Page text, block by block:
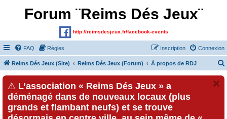
Forum ¨Reims Dés Jeux¨
http://reimsdesjeux.fr/facebook-events
FAQ Règles Connexion
Inscription
Reims Dés Jeux (Site) Reims Dés Jeux (Forum) À propos de RDJ
⚠ L’association « Reims Dés Jeux » a
déménagé dans de nouveaux locaux (plus
grands et flambant neufs) et se trouve